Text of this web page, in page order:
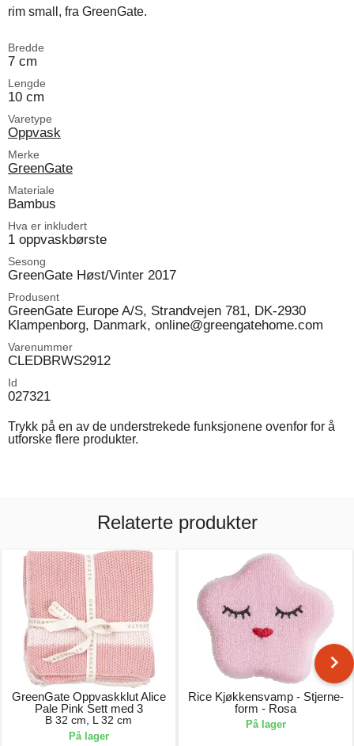
rim small, fra GreenGate.
Bredde
7 cm
Lengde
10 cm
Varetype
Oppvask
Merke
GreenGate
Materiale
Bambus
Hva er inkludert
1 oppvaskbørste
Sesong
GreenGate Høst/Vinter 2017
Produsent
GreenGate Europe A/S, Strandvejen 781, DK-2930
Klampenborg, Danmark, online@greengatehome.com
Varenummer
CLEDBRWS2912
Id
027321
Trykk på en av de understrekede funksjonene ovenfor for å
utforske flere produkter.
Relaterte produkter
GreenGate Oppvaskklut Alice
Pale Pink Sett med 3
B 32 cm, L 32 cm
På lager
Rice Kjøkkensvamp - Stjerne-
form - Rosa
På lager